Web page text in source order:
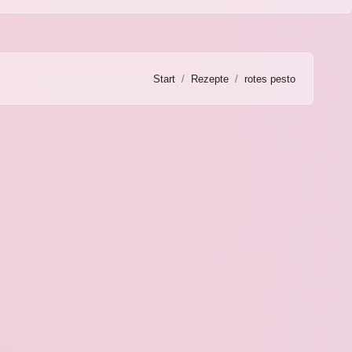
Start Rezepte rotes pesto